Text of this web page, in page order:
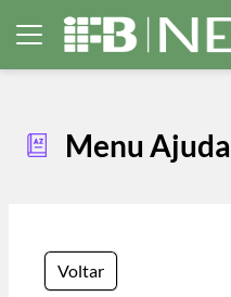
Ir para o conteúdo principal
Painel lateral
Menu Ajuda
Voltar